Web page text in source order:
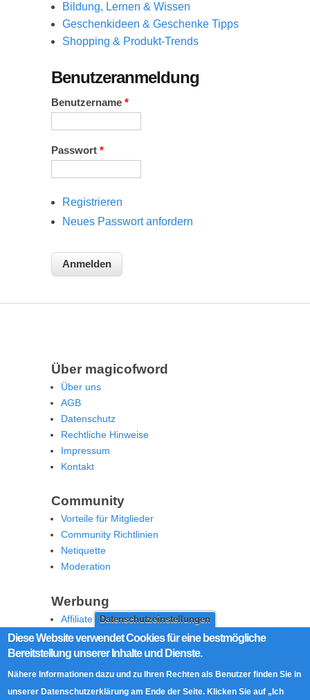
Datenschutzeinstellungen
Diese Website verwendet Cookies für eine bestmögliche
Bereitstellung unserer Inhalte und Dienste.
Nähere Informationen dazu und zu Ihren Rechten als Benutzer finden Sie in
unserer Datenschutzerklärung am Ende der Seite. Klicken Sie auf „Ich
Bildung, Lernen & Wissen
Geschenkideen & Geschenke Tipps
Shopping & Produkt-Trends
Benutzeranmeldung
Benutzername *
Passwort *
Registrieren
Neues Passwort anfordern
Über magicofword
Über uns
AGB
Datenschutz
Rechtliche Hinweise
Impressum
Kontakt
Community
Vorteile für Mitglieder
Community Richtlinien
Netiquette
Moderation
Werbung
Affiliate Offenlegung
Werben Sie auf MoW
Social Media
RSS Feed